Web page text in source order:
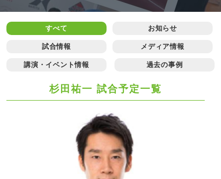
すべて お知らせ
試合情報 メディア情報
講演・イベント情報 過去の事例
杉田祐一 試合予定一覧